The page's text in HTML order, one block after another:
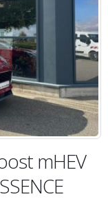
mHEV